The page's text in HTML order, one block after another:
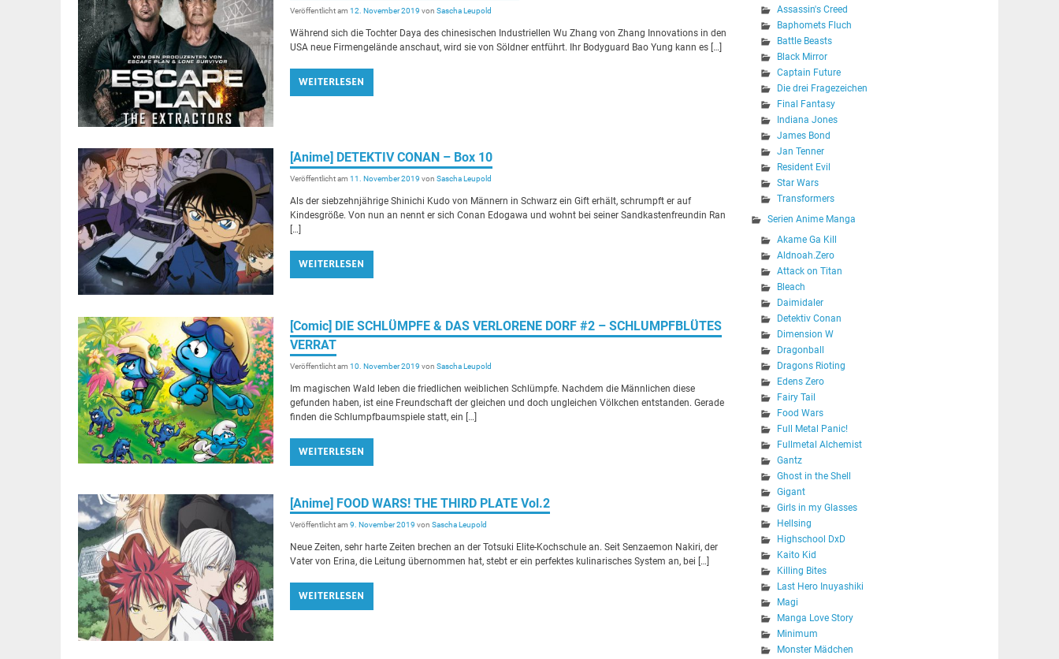
Veröffentlicht am12. November 2019 vonSascha Leupold
Während sich die Tochter Daya des chinesischen Industriellen Wu Zhang von Zhang Innovations in den
USA neue Firmengelände anschaut, wird sie von Söldner entführt. Ihr Bodyguard Bao Yung kann es […]
WEITERLESEN
[Anime] DETEKTIV CONAN – Box 10
Veröffentlicht am11. November 2019 vonSascha Leupold
Als der siebzehnjährige Shinichi Kudo von Männern in Schwarz ein Gift erhält, schrumpft er auf
Kindesgröße. Von nun an nennt er sich Conan Edogawa und wohnt bei seiner Sandkastenfreundin Ran
[…]
WEITERLESEN
[Comic] DIE SCHLÜMPFE & DAS VERLORENE DORF #2 – SCHLUMPFBLÜTES
VERRAT
Veröffentlicht am10. November 2019 vonSascha Leupold
Im magischen Wald leben die friedlichen weiblichen Schlümpfe. Nachdem die Männlichen diese
gefunden haben, ist eine Freundschaft der gleichen und doch ungleichen Völkchen entstanden. Gerade
finden die Schlumpfbaumspiele statt, ein […]
WEITERLESEN
[Anime] FOOD WARS! THE THIRD PLATE Vol.2
Veröffentlicht am9. November 2019 vonSascha Leupold
Neue Zeiten, sehr harte Zeiten brechen an der Totsuki Elite-Kochschule an. Seit Senzaemon Nakiri, der
Vater von Erina, die Leitung übernommen hat, stebt er ein perfektes kulinarisches System an, bei […]
WEITERLESEN
Assassin's Creed
Baphomets Fluch
Battle Beasts
Black Mirror
Captain Future
Die drei Fragezeichen
Final Fantasy
Indiana Jones
James Bond
Jan Tenner
Resident Evil
Star Wars
Transformers
Serien Anime Manga
Akame Ga Kill
Aldnoah.Zero
Attack on Titan
Bleach
Daimidaler
Detektiv Conan
Dimension W
Dragonball
Dragons Rioting
Edens Zero
Fairy Tail
Food Wars
Full Metal Panic!
Fullmetal Alchemist
Gantz
Ghost in the Shell
Gigant
Girls in my Glasses
Hellsing
Highschool DxD
Kaito Kid
Killing Bites
Last Hero Inuyashiki
Magi
Manga Love Story
Minimum
Monster Mädchen